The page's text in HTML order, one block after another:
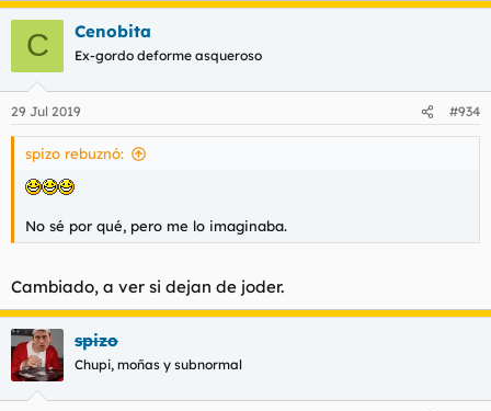
C Cenobita
Ex-gordo deforme asqueroso
29 Jul 2019 #934
spizo rebuznó:
No sé por qué, pero me lo imaginaba.
Cambiado, a ver si dejan de joder.
spizo
Chupi, moñas y subnormal